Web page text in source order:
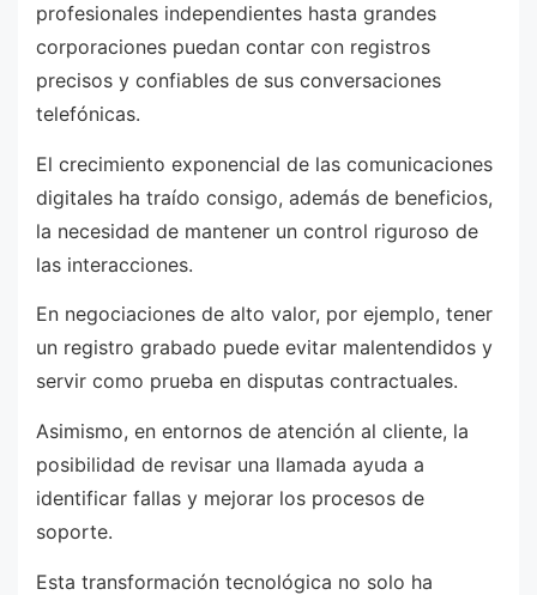
profesionales independientes hasta grandes
corporaciones puedan contar con registros
precisos y confiables de sus conversaciones
telefónicas.
El crecimiento exponencial de las comunicaciones
digitales ha traído consigo, además de beneficios,
la necesidad de mantener un control riguroso de
las interacciones.
En negociaciones de alto valor, por ejemplo, tener
un registro grabado puede evitar malentendidos y
servir como prueba en disputas contractuales.
Asimismo, en entornos de atención al cliente, la
posibilidad de revisar una llamada ayuda a
identificar fallas y mejorar los procesos de
soporte.
Esta transformación tecnológica no solo ha